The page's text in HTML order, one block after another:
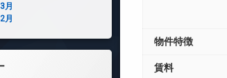
物件特徴
賃料
月
月